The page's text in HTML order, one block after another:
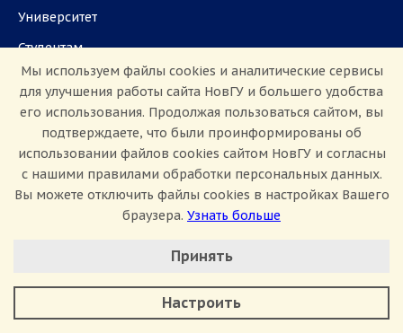
Университет
Студентам
Международная деятельность
Абитуриентам
Наука
Работа в НовГУ
Партнёрам
Задать вопрос
ул. Большая Санкт-Петербургская, 41, каб.
Мы используем файлы cookies и аналитические сервисы
для улучшения работы сайта НовГУ и большего удобства
его использования. Продолжая пользоваться сайтом, вы
подтверждаете, что были проинформированы об
использовании файлов cookies сайтом НовГУ и согласны
с нашими правилами обработки персональных данных.
Вы можете отключить файлы cookies в настройках Вашего
браузера. Узнать больше
Минимальные
Аналитические/Функциональные
Принять
Настроить